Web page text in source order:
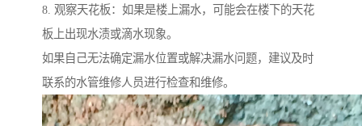
8. 观察天花板：如果是楼上漏水，可能会在楼下的天花
板上出现水渍或滴水现象。
如果自己无法确定漏水位置或解决漏水问题，建议及时
联系的水管维修人员进行检查和维修。